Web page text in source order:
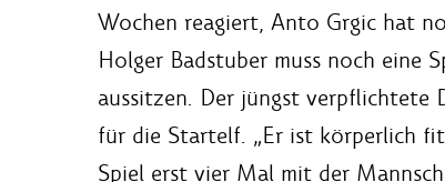
Wochen reagiert, Anto Grgic hat
Holger Badstuber muss noch eine
aussitzen. Der jüngst verpflichtete
für die Startelf. „Er ist körperlich
Spiel erst vier Mal mit der